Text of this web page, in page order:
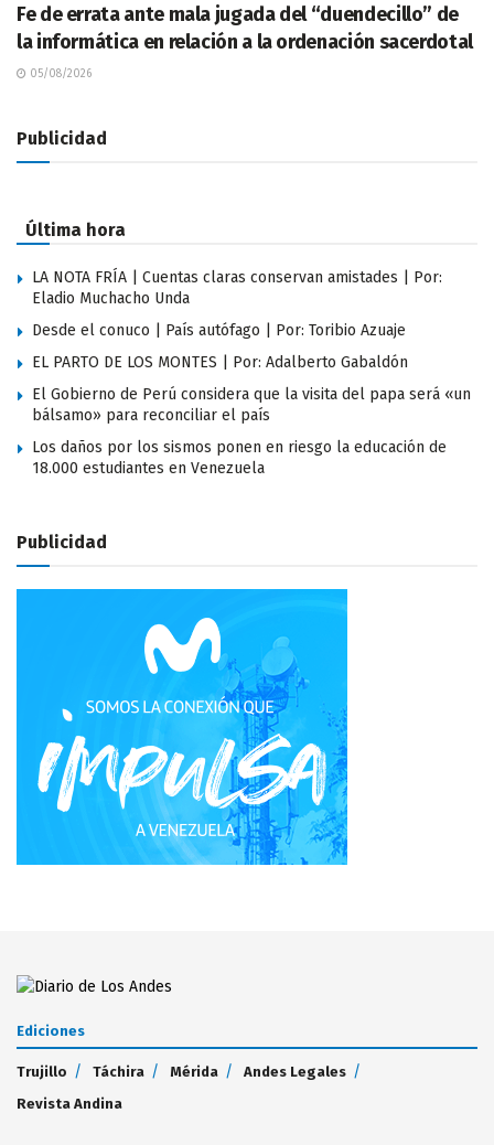
Fe de errata ante mala jugada del “duendecillo” de
la informática en relación a la ordenación sacerdotal
05/08/2026
Publicidad
Última hora
LA NOTA FRÍA | Cuentas claras conservan amistades | Por:
Eladio Muchacho Unda
Desde el conuco | País autófago | Por: Toribio Azuaje
EL PARTO DE LOS MONTES | Por: Adalberto Gabaldón
El Gobierno de Perú considera que la visita del papa será «un
bálsamo» para reconciliar el país
Los daños por los sismos ponen en riesgo la educación de
18.000 estudiantes en Venezuela
Publicidad
Ediciones
Trujillo Táchira Mérida
Andes Legales
Revista Andina